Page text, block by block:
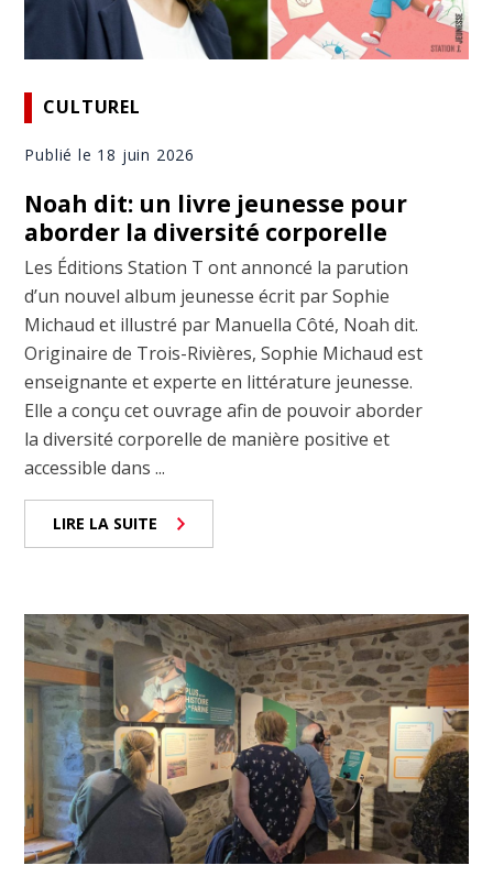
CULTUREL
Publié le 18 juin 2026
Noah dit: un livre jeunesse pour
aborder la diversité corporelle
Les Éditions Station T ont annoncé la parution
d’un nouvel album jeunesse écrit par Sophie
Michaud et illustré par Manuella Côté, Noah dit.
Originaire de Trois-Rivières, Sophie Michaud est
enseignante et experte en littérature jeunesse.
Elle a conçu cet ouvrage afin de pouvoir aborder
la diversité corporelle de manière positive et
accessible dans ...
LIRE LA SUITE